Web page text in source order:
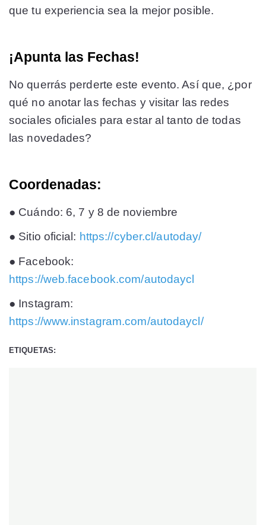
que tu experiencia sea la mejor posible.
¡Apunta las Fechas!
No querrás perderte este evento. Así que, ¿por
qué no anotar las fechas y visitar las redes
sociales oficiales para estar al tanto de todas
las novedades?
Coordenadas:
● Cuándo: 6, 7 y 8 de noviembre
● Sitio oficial: https://cyber.cl/autoday/
● Facebook:
https://web.facebook.com/autodaycl
● Instagram:
https://www.instagram.com/autodaycl/
ETIQUETAS: